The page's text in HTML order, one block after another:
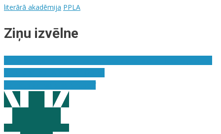
literārā akadēmija PPLA
Ziņu izvēlne